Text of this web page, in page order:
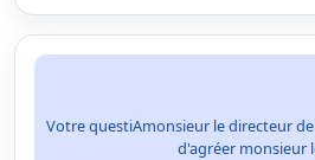
Votre questiAmonsieur le directeur
d'agréer monsieur